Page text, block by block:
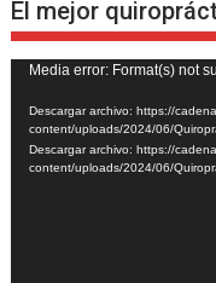
El mejor
Reproductor
de
vídeo
Media error: Format(s) not
Descargar archivo: https://
content/uploads/2024/06/
Descargar archivo: https://
content/uploads/2024/06/